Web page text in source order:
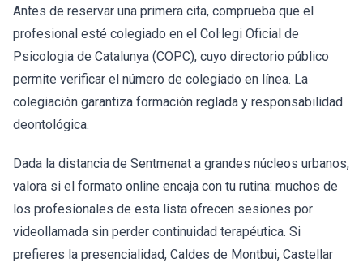
Antes de reservar una primera cita, comprueba que el
profesional esté colegiado en el Col·legi Oficial de
Psicologia de Catalunya (COPC), cuyo directorio público
permite verificar el número de colegiado en línea. La
colegiación garantiza formación reglada y responsabilidad
deontológica.
Dada la distancia de Sentmenat a grandes núcleos urbanos,
valora si el formato online encaja con tu rutina: muchos de
los profesionales de esta lista ofrecen sesiones por
videollamada sin perder continuidad terapéutica. Si
prefieres la presencialidad, Caldes de Montbui, Castellar